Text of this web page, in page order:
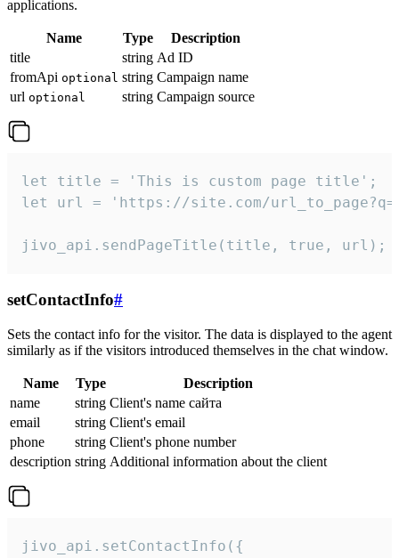
applications.
Name Type
Description
title
string Ad ID
fromApi optional string Campaign name
url optional string Campaign source
let title = 'This is custom page title';
let url = 'https://site.com/
jivo_api.sendPageTitle(title, true, url);
setContactInfo#
Sets the contact info for the visitor. The data is displayed to the agent
similarly as if the visitors introduced themselves in the chat window.
Name Type
Description
name
string Client's name сайта
email
string Client's email
phone
string Client's phone number
description string Additional information about the client
jivo_api.setContactInfo({